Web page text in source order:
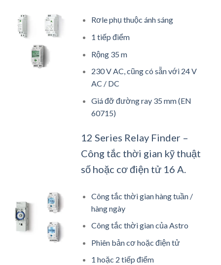
Rơle phụ thuộc ánh sáng
1 tiếp điểm
Rộng 35 m
230 V AC, cũng có sẵn với 24 V
AC / DC
Giá đỡ đường ray 35 mm (EN
60715)
12 Series Relay Finder –
Công tắc thời gian kỹ thuật
số hoặc cơ điện tử 16 A.
Công tắc thời gian hàng tuần /
hàng ngày
Công tắc thời gian của Astro
Phiên bản cơ hoặc điện tử
1 hoặc 2 tiếp điểm